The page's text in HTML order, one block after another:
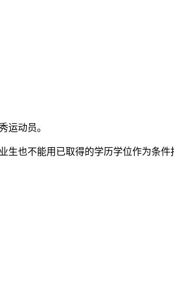
运动员。
也不能用已取得的学历学位作为条件